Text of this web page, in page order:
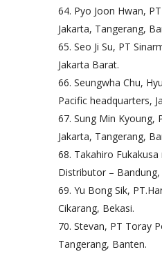
Pyo Joon Hwan,
Jakarta, Tangerang,
Seo Ji Su, PT
Jakarta Barat.
Seungwha Chu,
Pacific headquarters,
Sung Min Kyoung,
Jakarta, Tangerang,
Takahiro
Distributor – Bandung,
Yu Bong Sik,
Cikarang, Bekasi.
Stevan, PT Toray
Tangerang, Banten.